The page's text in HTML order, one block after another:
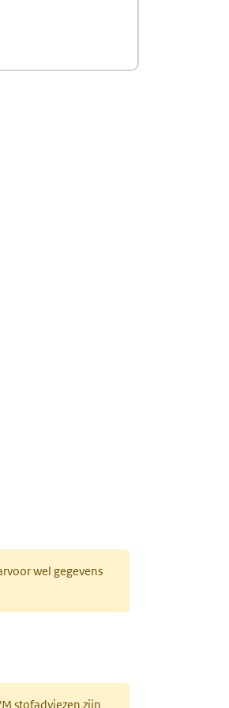
wel gegevens
stofadviezen zijn